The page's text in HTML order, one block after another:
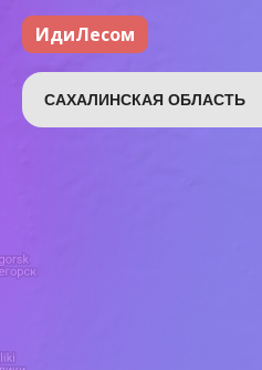
ИдиЛесом
САХАЛИНСКАЯ ОБЛАСТЬ